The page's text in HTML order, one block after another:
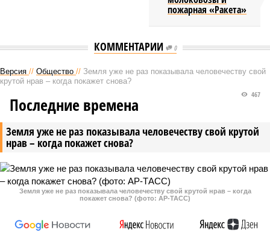
пожарная «Ракета»
КОММЕНТАРИИ 0
Версия // Общество // Земля уже не раз показывала человечеству свой
крутой нрав – когда покажет снова?
Земля уже не раз показывала человечеству свой крутой
нрав – когда покажет снова?
467
Последние времена
Земля уже не раз показывала человечеству свой крутой нрав – когда
покажет снова? (фото: АР-ТАСС)